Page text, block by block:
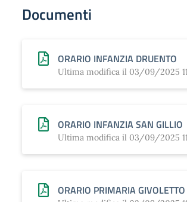
Documenti
ORARIO INFANZIA DRUENTO
Ultima modifica il 03/09/2025
ORARIO INFANZIA SAN GILLIO
Ultima modifica il 03/09/2025
ORARIO PRIMARIA GIVOLETTO